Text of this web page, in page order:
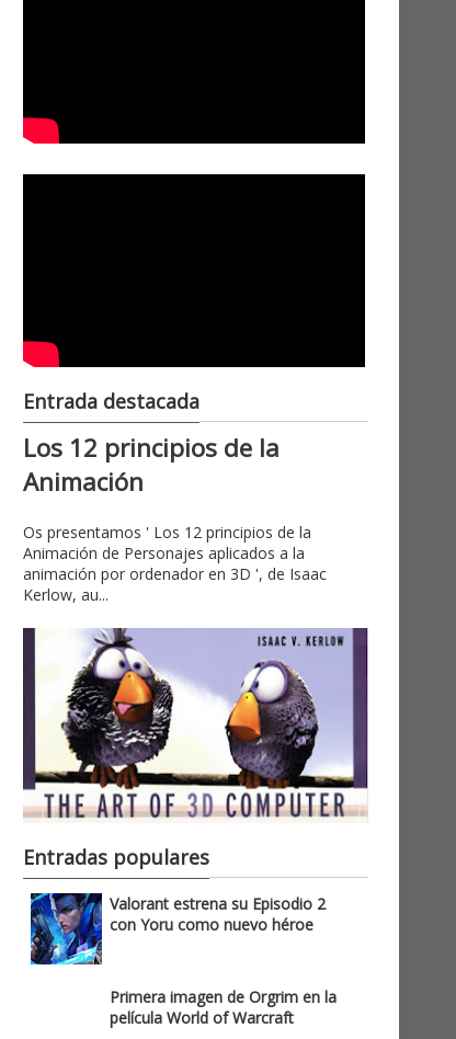
Entrada destacada
Los 12 principios de la
Animación
Os presentamos ' Los 12 principios de la
Animación de Personajes aplicados a la
animación por ordenador en 3D ', de Isaac
Kerlow, au...
Entradas populares
Valorant estrena su Episodio 2
con Yoru como nuevo héroe
Primera imagen de Orgrim en la
película World of Warcraft